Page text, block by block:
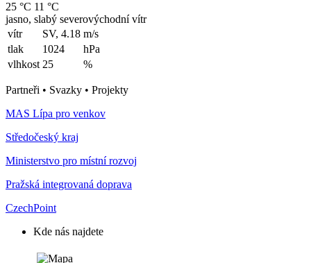
25 °C 11 °C
jasno, slabý severovýchodní vítr
vítr
SV, 4.18 m/s
tlak
1024
hPa
vlhkost 25 %
Partneři • Svazky • Projekty
MAS Lípa pro venkov
Středočeský kraj
Ministerstvo pro místní rozvoj
Pražská integrovaná doprava
CzechPoint
Kde nás najdete